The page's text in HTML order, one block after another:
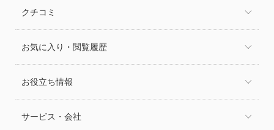
クチコミ
お気に入り・閲覧履歴
お役立ち情報
サービス・会社